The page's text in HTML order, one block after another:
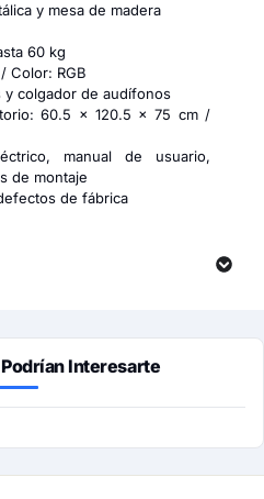
y mesa de madera
60 kg
Color: RGB
y colgador de audífonos
60.5 x 120.5 x 75 cm /
manual de usuario,
de montaje
de fábrica
Interesarte